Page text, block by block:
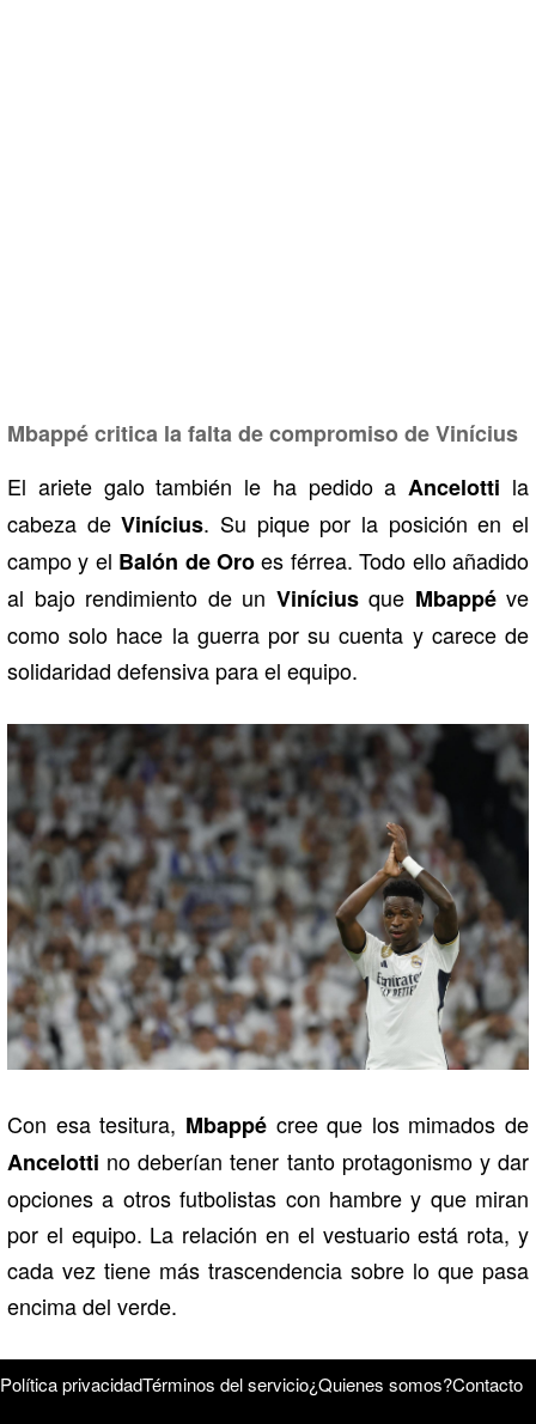
Mbappé critica la falta de compromiso de Vinícius
El ariete galo también le ha pedido a Ancelotti la
cabeza deVinícius. Su pique por la posición en el
campo y el Balón de Oroes férrea. Todo ello añadido
al bajo rendimiento de un Viníciusque Mbappéve
como solo hace la guerra por su cuenta y carece de
solidaridad defensiva para el equipo.
Con esa tesitura, Mbappé cree que los mimados de
Ancelotti no deberían tener tanto protagonismo y dar
opciones a otros futbolistas con hambre y que miran
por el equipo. La relación en el vestuario está rota, y
cada vez tiene más trascendencia sobre lo que pasa
encima del verde.
Política privacidadTérminos del servicio¿Quienes somos?Contacto